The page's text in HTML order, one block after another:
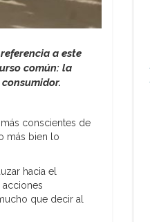
a este
común: la
conscientes de
más bien lo
hacia el
que decir al